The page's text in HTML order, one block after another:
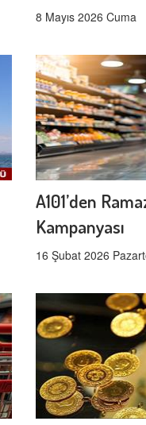
8 Mayıs 2026 Cuma
A101’den
Kampanyası
16 Şubat 2026